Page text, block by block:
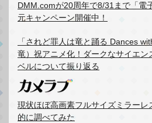
DMM.comが20周年で8/31まで「電
元キャンペーン開催中！
「されど罪人は竜と踊る Dances
竜）祝アニメ化！ダークなサイエン
ベルについて振り返る
現状ほぼ高画素フルサイズミラー
的に調べてみた